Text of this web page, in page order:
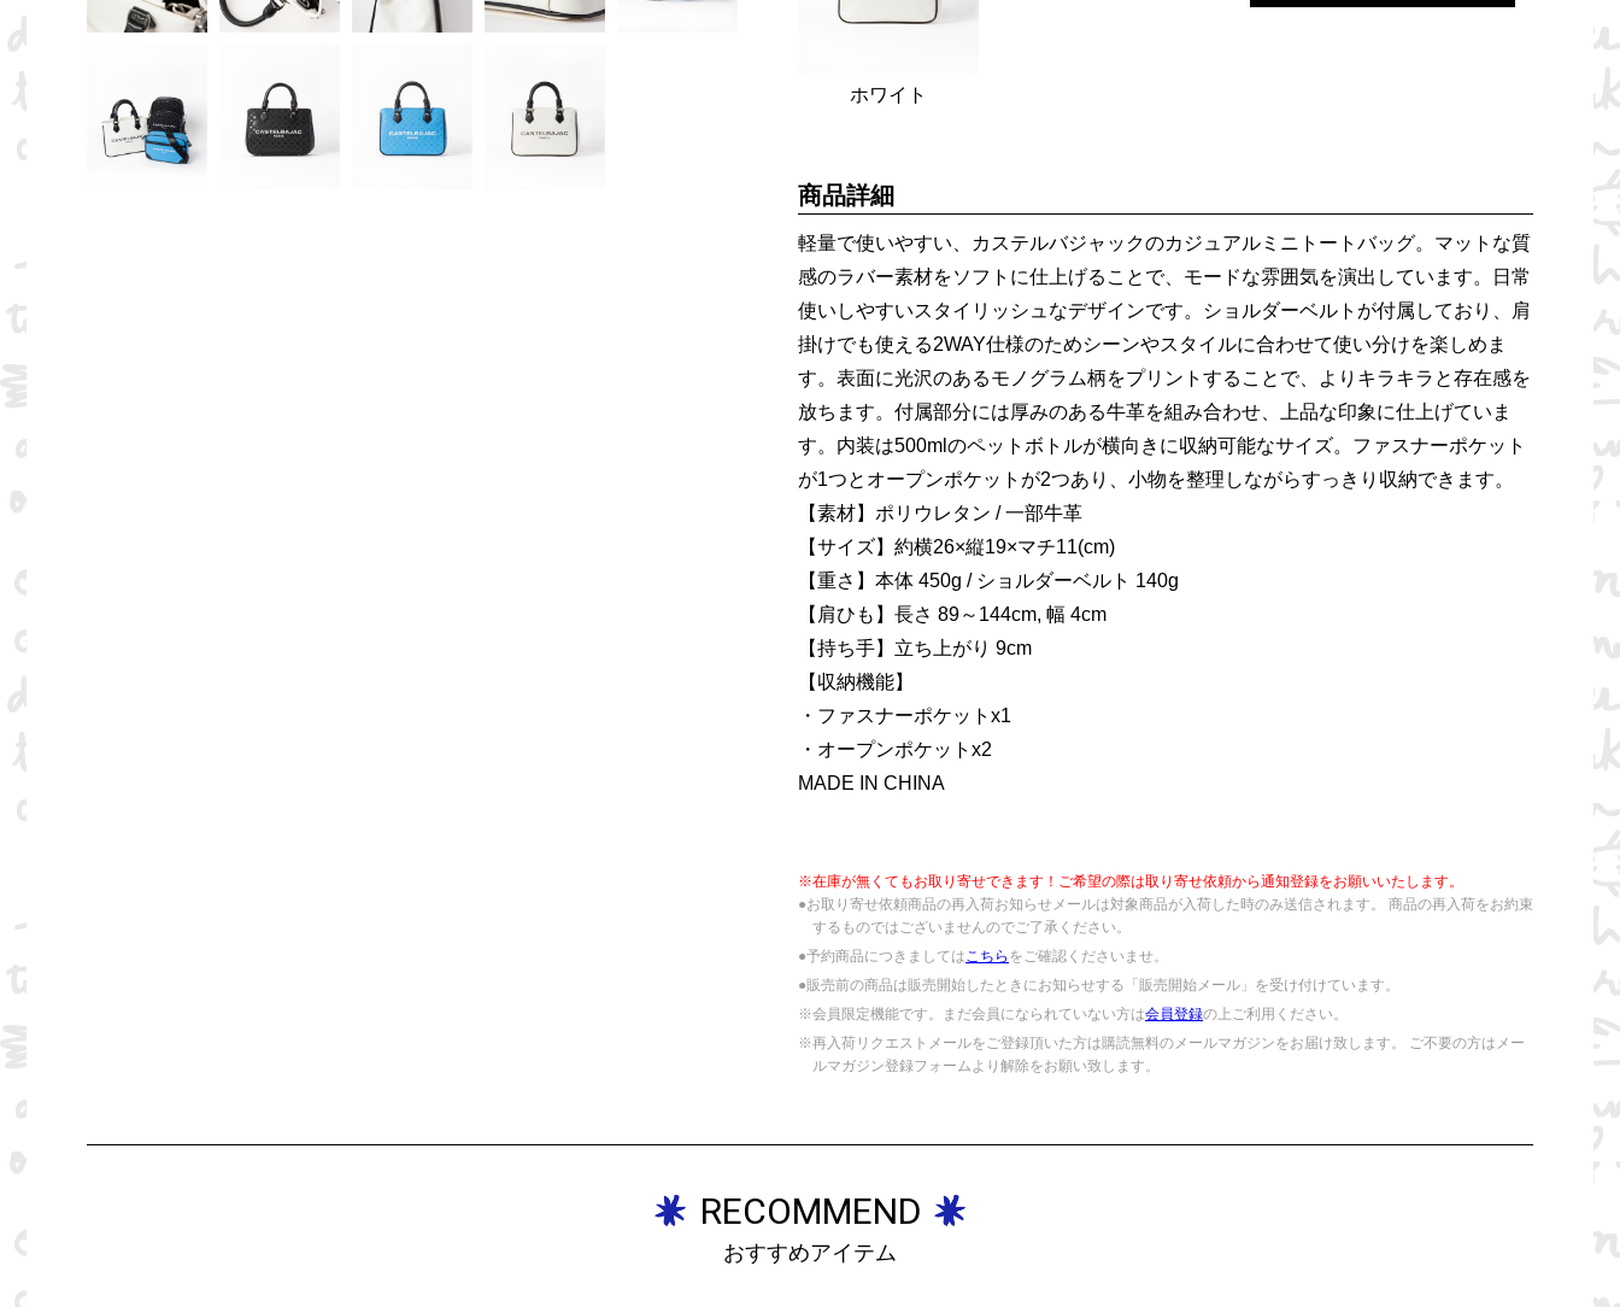
ホワイト
商品詳細
軽量で使いやすい、カステルバジャックのカジュアルミニトートバッグ。マットな質
感のラバー素材をソフトに仕上げることで、モードな雰囲気を演出しています。日常
使いしやすいスタイリッシュなデザインです。ショルダーベルトが付属しており、肩
掛けでも使える2WAY仕様のためシーンやスタイルに合わせて使い分けを楽しめま
す。表面に光沢のあるモノグラム柄をプリントすることで、よりキラキラと存在感を
放ちます。付属部分には厚みのある牛革を組み合わせ、上品な印象に仕上げていま
す。内装は500mlのペットボトルが横向きに収納可能なサイズ。ファスナーポケット
が1つとオープンポケットが2つあり、小物を整理しながらすっきり収納できます。
【素材】ポリウレタン / 一部牛革
【サイズ】約横26×縦19×マチ11(cm)
【重さ】本体 450g / ショルダーベルト 140g
【肩ひも】長さ 89～144cm, 幅 4cm
【持ち手】立ち上がり 9cm
【収納機能】
・ファスナーポケットx1
・オープンポケットx2
MADE IN CHINA
※在庫が無くてもお取り寄せできます！ご希望の際は取り寄せ依頼から通知登録をお願いいたします。
●お取り寄せ依頼商品の再入荷お知らせメールは対象商品が入荷した時のみ送信されます。 商品の再入荷をお約束
するものではございませんのでご了承ください。
●予約商品につきましては こちら をご確認くださいませ。
●販売前の商品は販売開始したときにお知らせする「販売開始メール」を受け付けています。
※会員限定機能です。まだ会員になられていない方は会員登録の上ご利用ください。
※再入荷リクエストメールをご登録頂いた方は購読無料のメールマガジンをお届け致します。 ご不要の方はメー
ルマガジン登録フォームより解除をお願い致します。
RECOMMEND
おすすめアイテム